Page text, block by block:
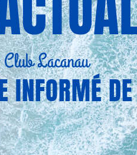
Lacanau
INFORMÉ